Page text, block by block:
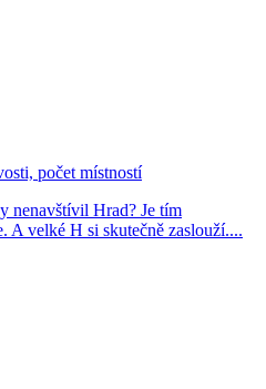
počet místností
nenavštívil Hrad? Je tím
A velké H si skutečně zaslouží....